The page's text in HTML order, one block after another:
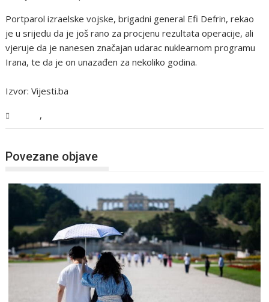
Portparol izraelske vojske, brigadni general Efi Defrin, rekao
je u srijedu da je još rano za procjenu rezultata operacije, ali
vjeruje da je nanesen značajan udarac nuklearnom programu
Irana, te da je on unazađen za nekoliko godina.
Izvor: Vijesti.ba
,
Povezane objave